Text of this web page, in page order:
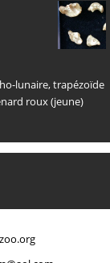
lunaire,trapézoïde
roux (jeune)